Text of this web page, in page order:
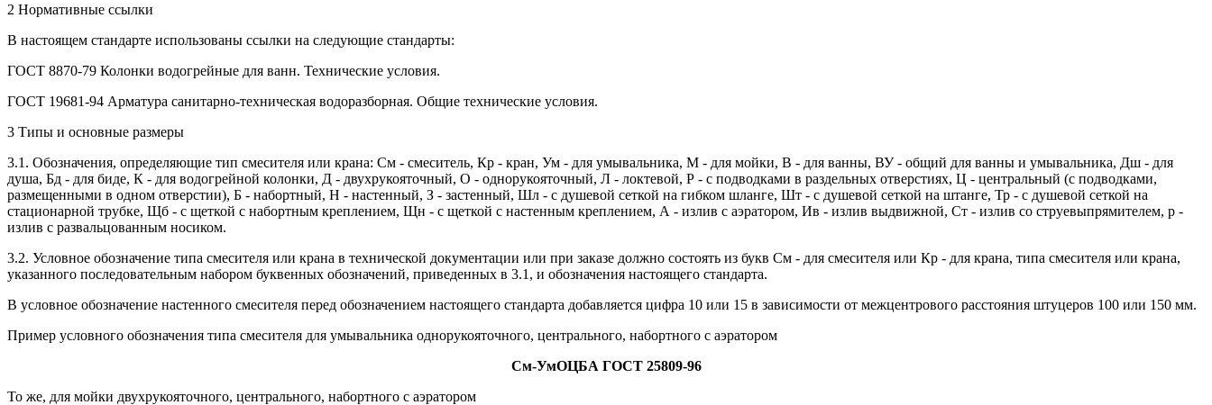
2 Нормативные ссылки
В настоящем стандарте использованы ссылки на следующие стандарты:
ГОСТ 8870-79 Колонки водогрейные для ванн. Технические условия.
ГОСТ 19681-94 Арматура санитарно-техническая водоразборная. Общие технические условия.
3 Типы и основные размеры
3.1. Обозначения, определяющие тип смесителя или крана: См - смеситель, Кр - кран, Ум - для умывальника, М - для мойки, В - для ванны, ВУ - общий для ванны и умывальника, Дш - для
душа, Бд - для биде, К - для водогрейной колонки, Д - двухрукояточный, О - однорукояточный, Л - локтевой, Р - с подводками в раздельных отверстиях, Ц - центральный (с подводками,
размещенными в одном отверстии), Б - набортный, Н - настенный, З - застенный, Шл - с душевой сеткой на гибком шланге, Шт - с душевой сеткой на штанге, Тр - с душевой сеткой на
стационарной трубке, Щб - с щеткой с набортным креплением, Щн - с щеткой с настенным креплением, А - излив с аэратором, Ив - излив выдвижной, Ст - излив со струевыпрямителем, р -
излив с развальцованным носиком.
3.2. Условное обозначение типа смесителя или крана в технической документации или при заказе должно состоять из букв См - для смесителя или Кр - для крана, типа смесителя или крана,
указанного последовательным набором буквенных обозначений, приведенных в 3.1, и обозначения настоящего стандарта.
В условное обозначение настенного смесителя перед обозначением настоящего стандарта добавляется цифра 10 или 15 в зависимости от межцентрового расстояния штуцеров 100 или 150 мм.
Пример условного обозначения типа смесителя для умывальника однорукояточного, центрального, набортного с аэратором
См-УмОЦБА ГОСТ 25809-96
То же, для мойки двухрукояточного, центрального, набортного с аэратором